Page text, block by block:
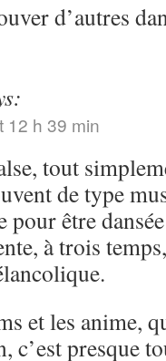
d’autres
12 h 39 min
tout
de type
pour être
à trois
et les anime,
c’est presque